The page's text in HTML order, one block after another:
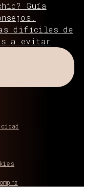
Guía
difíciles de
a evitar